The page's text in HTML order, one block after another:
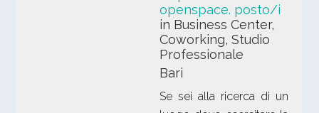
openspace. posto/i
in Business Center,
Coworking, Studio
Professionale
Bari
Se sei alla ricerca di un